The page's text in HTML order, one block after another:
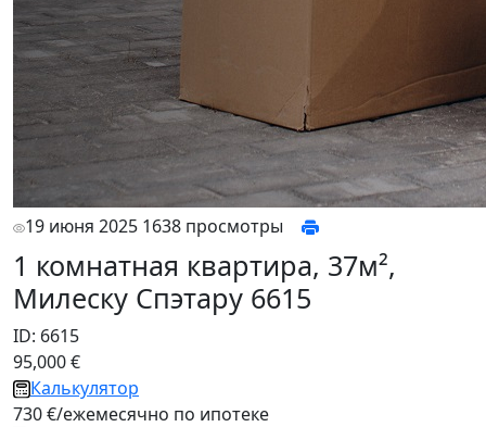
19 июня 2025 1638 просмотры
1 комнатная квартира, 37м²,
Милеску Спэтару 6615
ID: 6615
95,000 €
Калькулятор
730 €/ежемесячно по ипотеке